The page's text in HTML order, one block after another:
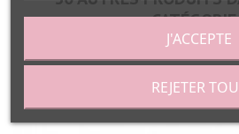
REJETER
J'ACCEPTE